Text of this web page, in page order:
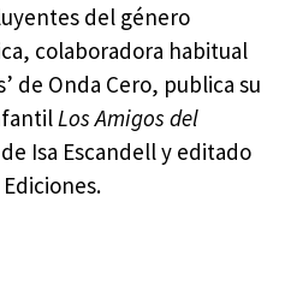
del género
colaboradora habitual
de Onda Cero, publica su
Los Amigos del
Isa Escandell y editado